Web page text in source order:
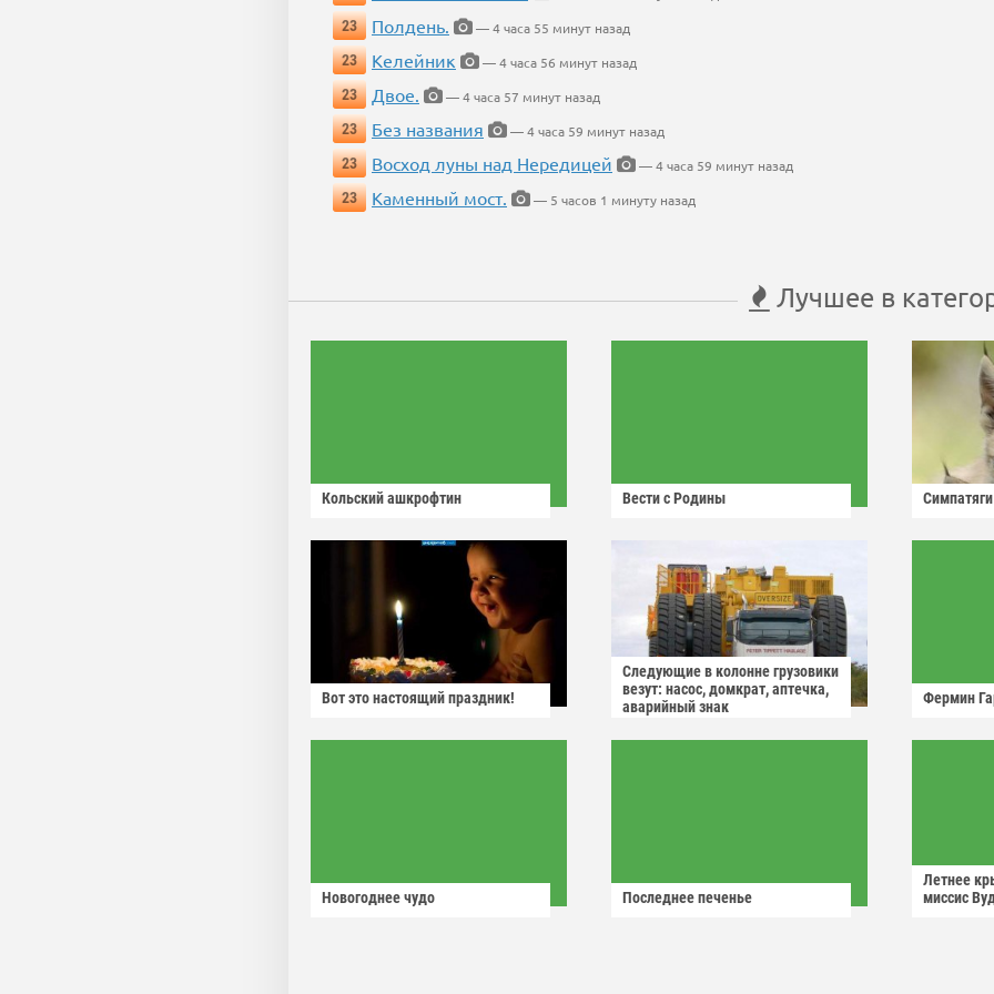
23
Полдень.
— 4 часа 55 минут назад
23
Келейник
— 4 часа 56 минут назад
23
Двое.
— 4 часа 57 минут назад
23
Без названия
— 4 часа 59 минут назад
23
Восход луны над Нередицей
— 4 часа 59 минут назад
23
Каменный мост. — 5 часов 1 минуту назад
Лучшее в
Кольский ашкрофтин Вести с Родины Симпатяги
Вот это настоящий праздник!
Следующие в колонне грузовики
везут: насос, домкрат, аптечка,
аварийный знак
Фермин
Новогоднее чудо Последнее печенье
Летнее
миссис